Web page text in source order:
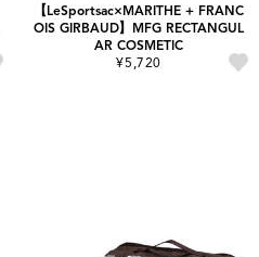
【LeSportsac×MARITHE + FRANC
OIS GIRBAUD】MFG RECTANGUL
AR COSMETIC
¥5,720